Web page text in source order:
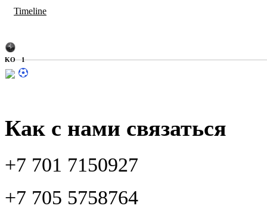
Timeline
KO 1
Как с нами связаться
+7 701 7150927
+7 705 5758764